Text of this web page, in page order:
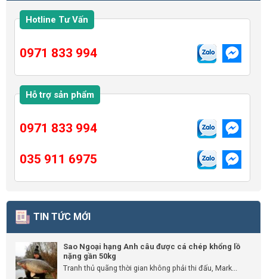
Hotline Tư Vấn
0971 833 994
Hỗ trợ sản phẩm
0971 833 994
035 911 6975
TIN TỨC MỚI
Sao Ngoại hạng Anh câu được cá chép khổng lồ
nặng gần 50kg
Tranh thủ quãng thời gian không phải thi đấu, Mark...